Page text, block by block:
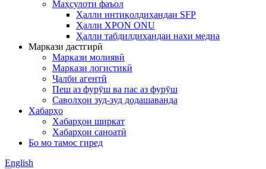
Маҳсулоти фаъол
Ҳалли интиқолдиҳандаи SFP
Ҳалли XPON ONU
Ҳалли табдилдиҳандаи нахи медиа
Маркази дастгирӣ
Маркази молиявӣ
Маркази логистикӣ
Ҷалби агентӣ
Пеш аз фурӯш ва пас аз фурӯш
Саволҳои зуд-зуд додашаванда
Хабарҳо
Хабарҳои ширкат
Хабарҳои саноатӣ
Бо мо тамос гиред
English